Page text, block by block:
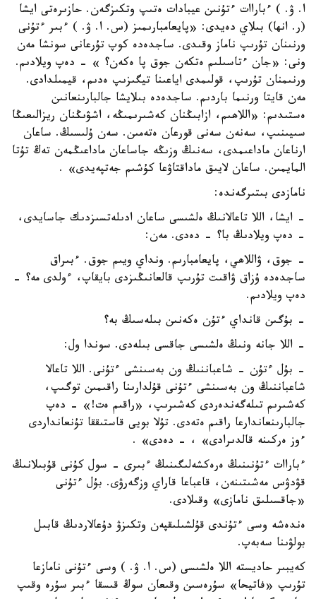
ا. ۋ. ) ءباراات ءتۇنىن عيبادات ەتىپ وتكىزگەن. حازىرەتى ايشا
(ر. انھا) بىلاي دەيدى: «پايعامبارىمىز (س. ا. ۋ. ) ءبىر ءتۇنى
ورنىنان تۇرىپ ناماز وقىدى. ساجدەدە كوپ تۇرعانى سونشا مەن
ونى: «جان ءتاسىلىم ەتكەن جوق پا ەكەن؟ » - دەپ ويلادىم.
ورنىمنان تۇرىپ، قولىمدى اياعىنا تيگىزىپ ەدىم، قيمىلدادى.
مەن قايتا ورنىما باردىم. ساجدەدە بىلايشا جالبارىنعانىن
ەستىدىم: «اللاھىم، ازابىڭنان كەشىرىمىڭە، اشۋىڭنان ريزالىعىڭا
سىيىنىپ، سەنەن سەنى قورعان ەتەمىن. سەن ۇلىسىڭ. ساعان
ارناعان ماداعىمدى، سەنىڭ وزىڭە جاساعان ماداعىڭمەن تەڭ تۇتا
المايمىن. ساعان لايىق ماداقتاۋعا كۇشىم جەتپەيدى» .
نامازدى بىتىرگەندە:
- ايشا، اللا تاعالانىڭ ەلشىسى ساعان ادىلەتسىزدىك جاسايدى،
- دەپ ويلادىڭ با؟ - دەدى. مەن:
- جوق، ۋاللاھي، پايعامبارىم. ونداي ويىم جوق. ءبىراق
ساجدەدە ۇزاق ۋاقىت تۇرىپ قالعانىڭىزدى بايقاپ، ءولدى مە؟ -
دەپ ويلادىم.
- بۇگىن قانداي ءتۇن ەكەنىن بىلەسىڭ بە؟
- اللا جانە ونىڭ ەلشىسى جاقسى بىلەدى. سوندا ول:
- بۇل ءتۇن - شاعباننىڭ ون بەسىنشى ءتۇنى. اللا تاعالا
شاعباننىڭ ون بەسىنشى ءتۇنى قۇلدارىنا راقىمىن توگىپ،
كەشىرىم تىلەگەندەردى كەشىرىپ، «راقىم ەت!» - دەپ
جالبارىنعاندارعا راقىم ەتەدى. تۇلا بويى قاستىققا تۇنعانداردى
ءوز ەركىنە قالدىرادى» ، - دەدى» .
ءباراات ءتۇنىنىڭ ەرەكشەلىگىنىڭ ءبىرى - سول كۇنى قۇبىلانىڭ
قۋدۋس مەشىتىنەن، قاعباعا قاراي وزگەرۋى. بۇل ءتۇنى
«جاقسىلىق نامازى» وقىلادى.
ەندەشە وسى ءتۇندى قۇلشىلىقپەن وتكىزۋ دۇعالاردىڭ قابىل
بولۋىنا سەبەپ.
كەيبىر حاديستە اللا ەلشىسى (س. ا. ۋ. ) وسى ءتۇنى نامازعا
تۇرىپ «فاتيحا» سۇرەسىن وقىعان سوڭ قىسقا ءبىر سۇرە وقىپ